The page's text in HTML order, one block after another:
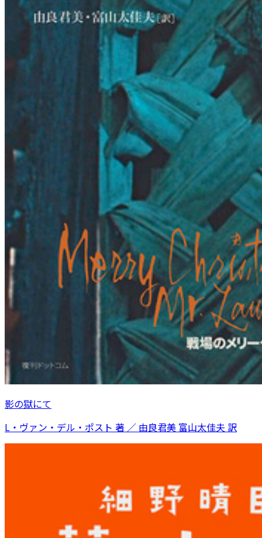
影の獄にて
L・ヴァン・デル・ポスト 著 ／ 由良君美 富山太佳夫 訳